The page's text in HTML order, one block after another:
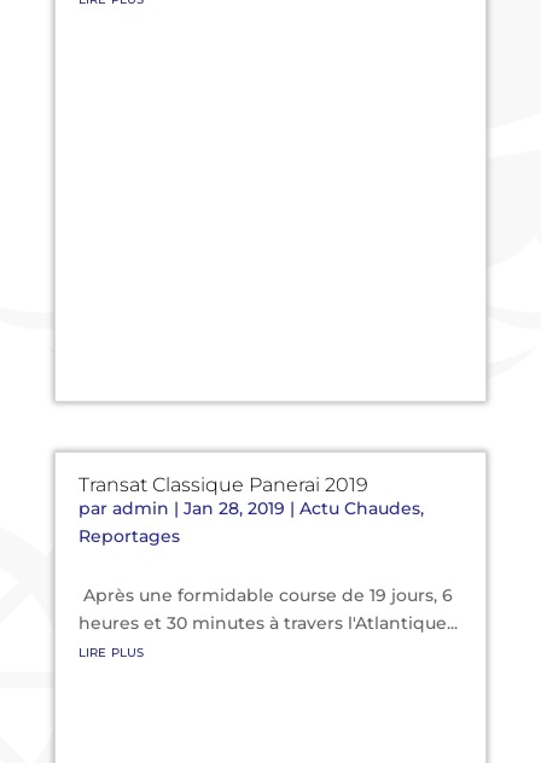
Transat Classique Panerai 2019
par admin | Jan 28, 2019 | Actu Chaudes,
Reportages
Après une formidable course de 19 jours, 6
heures et 30 minutes à travers l'Atlantique...
lire plus